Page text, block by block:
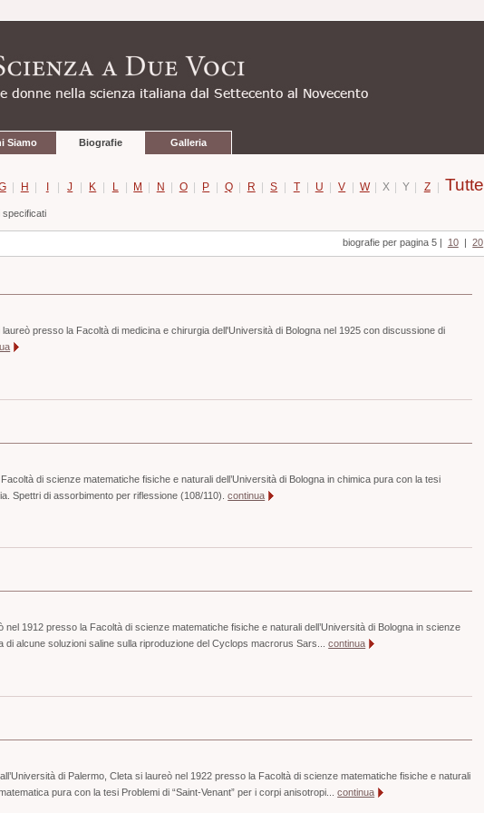
Siamo Biografie Galleria
| H | I | J | K | L | M | N | O | P | Q | R | S | T | U | V | W | X | Y | Z | Tutte
biografie per pagina 5 10 20
presso la Facoltà di medicina e chirurgia dell'Università di Bologna nel 1925 con discussione di
di scienze matematiche fisiche e naturali dell’Università di Bologna in chimica pura con la tesi
Spettri di assorbimento per riflessione (108/110).continua
nel 1912 presso la Facoltà di scienze matematiche fisiche e naturali dell’Università di Bologna in scienze
di alcune soluzioni saline sulla riproduzione del Cyclops macrorus Sars...continua
di Palermo, Cleta si laureò nel 1922 presso la Facoltà di scienze matematiche fisiche e naturali
pura con la tesi Problemi di “Saint-Venant” per i corpi anisotropi...continua